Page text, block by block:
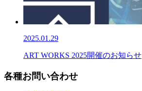
2025.01.29
ART WORKS 2025開催のお知らせ
各種お問い合わせ